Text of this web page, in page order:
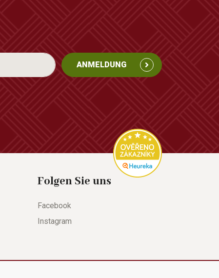
ANMELDUNG
Folgen Sie uns
Facebook
Instagram